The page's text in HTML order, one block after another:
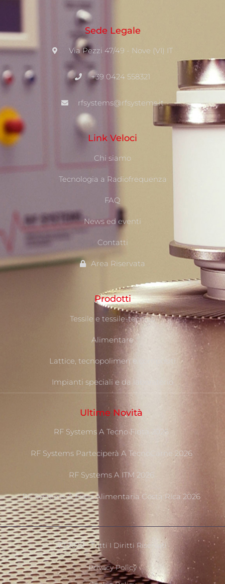
Sede Legale
Via Pezzi 47/49 - Nove (VI) IT
+39 0424 558321
rfsystems@rfsystems.it
Link Veloci
Chi siamo
Tecnologia a Radiofrequenza
FAQ
News ed eventi
Contatti
Area Riservata
Prodotti
Tessile e tessile-tecnico
Alimentare
Lattice, tecnopolimeri e compositi
Impianti speciali e da laboratorio
Ultime Novità
RF Systems A Tecno Fidta 2026
RF Systems Parteciperà A TecnoCarne 2026
RF Systems A ITM 2026
RF Systems A Expo Alimentaria Costa Rica 2026
Ⓒ 2020 - Tutti I Diritti Riservati
Privacy Policy